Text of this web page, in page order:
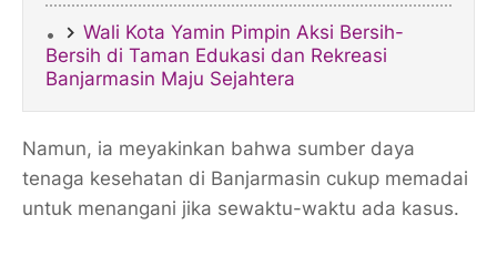
Wali Kota Yamin Pimpin Aksi Bersih-
Bersih di Taman Edukasi dan Rekreasi
Banjarmasin Maju Sejahtera
Namun, ia meyakinkan bahwa sumber daya
tenaga kesehatan di Banjarmasin cukup memadai
untuk menangani jika sewaktu-waktu ada kasus.